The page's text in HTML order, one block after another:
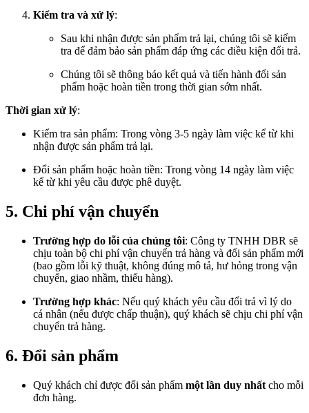
Kiểm tra và xử lý:
Sau khi nhận được sản phẩm trả lại, chúng tôi sẽ kiểm
tra để đảm bảo sản phẩm đáp ứng các điều kiện đổi trả.
Chúng tôi sẽ thông báo kết quả và tiến hành đổi sản
phẩm hoặc hoàn tiền trong thời gian sớm nhất.
Thời gian xử lý:
Kiểm tra sản phẩm: Trong vòng 3-5 ngày làm việc kể từ khi
nhận được sản phẩm trả lại.
Đổi sản phẩm hoặc hoàn tiền: Trong vòng 14 ngày làm việc
kể từ khi yêu cầu được phê duyệt.
5. Chi phí vận chuyển
Trường hợp do lỗi của chúng tôi: Công ty TNHH DBR sẽ
chịu toàn bộ chi phí vận chuyển trả hàng và đổi sản phẩm mới
(bao gồm lỗi kỹ thuật, không đúng mô tả, hư hỏng trong vận
chuyển, giao nhầm, thiếu hàng).
Trường hợp khác: Nếu quý khách yêu cầu đổi trả vì lý do
cá nhân (nếu được chấp thuận), quý khách sẽ chịu chi phí vận
chuyển trả hàng.
6. Đổi sản phẩm
Quý khách chỉ được đổi sản phẩm một lần duy nhất cho mỗi
đơn hàng.